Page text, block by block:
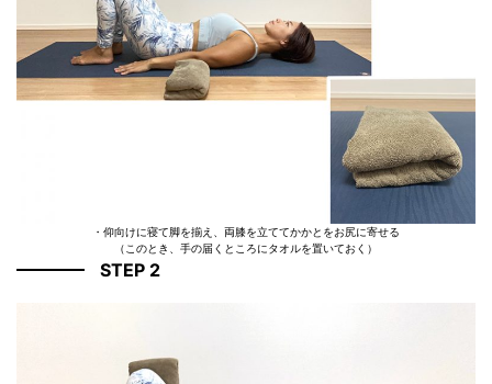
・仰向けに寝て脚を揃え、両膝を立ててかかとをお尻に寄せる
（このとき、手の届くところにタオルを置いておく）
STEP 2